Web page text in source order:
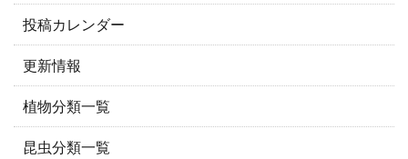
投稿カレンダー
更新情報
植物分類一覧
昆虫分類一覧